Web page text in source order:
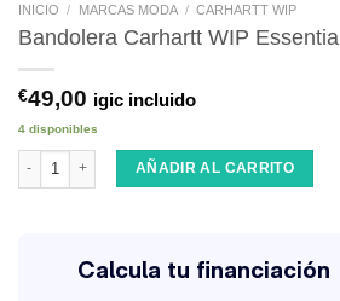
INICIO / MARCAS MODA / CARHARTT WIP
Bandolera Carhartt WIP
€49,00 igic incluido
4 disponibles
Bandolera Carhartt WIP Essentials Hamilton
AÑADIR AL CARRITO